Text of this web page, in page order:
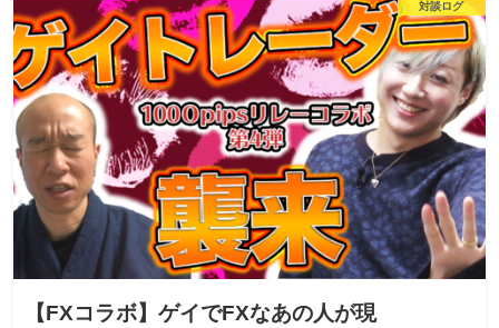
対談ログ
【FXコラボ】ゲイでFXなあの人が現